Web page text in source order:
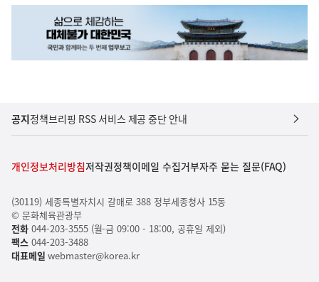
공지정책브리핑 RSS 서비스 제공 중단 안내
개인정보처리방침저작권정책이메일 수집거부자주 묻는 질문(FAQ)
(30119) 세종특별자치시 갈매로 388 정부세종청사 15동
© 문화체육관광부
전화044-203-3555 (월-금 09:00 - 18:00, 공휴일 제외)
팩스044-203-3488
대표메일 webmaster@korea.kr